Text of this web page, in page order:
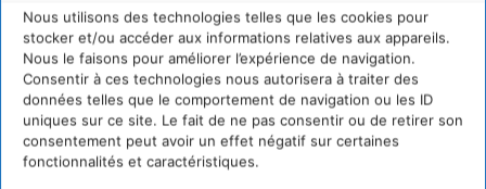
Nous utilisons des technologies telles que les cookies pour
stocker et/ou accéder aux informations relatives aux appareils.
Nous le faisons pour améliorer l’expérience de navigation.
Consentir à ces technologies nous autorisera à traiter des
données telles que le comportement de navigation ou les ID
uniques sur ce site. Le fait de ne pas consentir ou de retirer son
consentement peut avoir un effet négatif sur certaines
fonctionnalités et caractéristiques.
Soutenir un pastoralisme durable en faveur de
socio-écosystèmes résilients
6 août 2026
S’inspirer de l’arbre pour un modèle économique
régénératif du vivant …
5 août 2026
IPBES : le « GIEC de la biodiversité » appelle les